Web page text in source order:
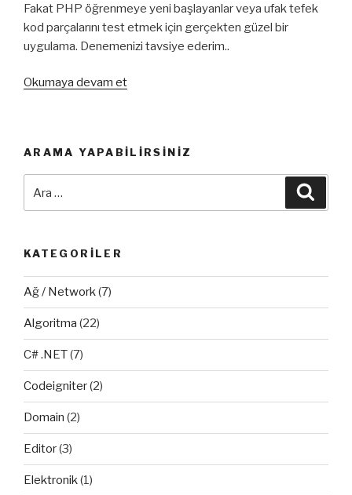
Fakat PHP öğrenmeye yeni başlayanlar veya ufak tefek
kod parçalarını test etmek için gerçekten güzel bir
uygulama. Denemenizi tavsiye ederim..
Okumaya devam et“Sublime
PHP
İle
Build
ARAMA YAPABILIRSINIZ
KATEGORILER
Ağ / Network(7)
Algoritma (22)
C# .NET(7)
Codeigniter(2)
Domain (2)
Editor(3)
Elektronik(1)